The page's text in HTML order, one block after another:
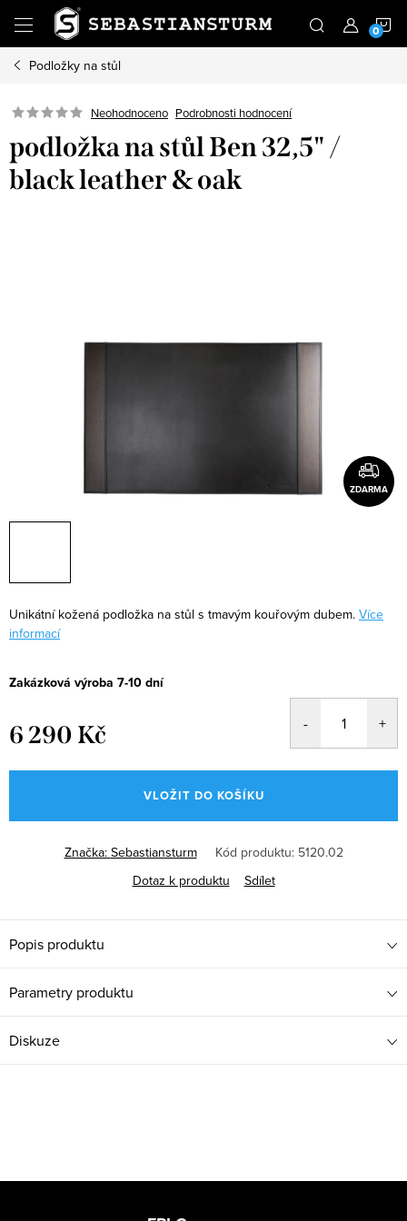
obsah
Podložky na stůl
Neohodnoceno Podrobnosti hodnocení
podložka na stůl Ben 32,5" /
black leather & oak
ZDARMA
Unikátní kožená podložka na stůl s tmavým kouřovým dubem. Více
informací
Zakázková výroba 7-10 dní
6 290 Kč
cena:
VLOŽIT DO KOŠÍKU
Značka: Sebastiansturm Kód produktu: 5120.02
Dotaz k produktu
Sdílet
Popis produktu
Parametry produktu
Diskuze